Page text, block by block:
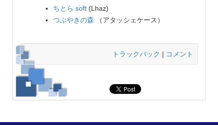
ちとら soft (Lhaz)
つぶやきの森 （アタッシェケース）
トラックバック | コメント